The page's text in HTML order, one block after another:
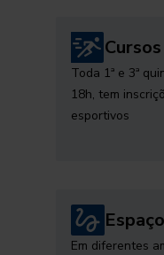
Toda 1ª e 3ª
18h, tem
esportivos
Em diferentes